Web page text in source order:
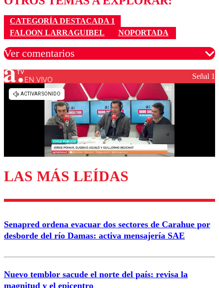
CATEGORÍA DESTACADA 1
FALOON LARRAGUIBEL
NOPORTADA
Ver comentarios
Los comentarios son moderados para garantizar un
diálogo respetuoso.
Enviar comentario
EN VIVO Señal 1
LAS MÁS LEÍDAS
Senapred ordena evacuar dos sectores de Carahue por
desborde del río Damas: activa mensajería SAE
Nuevo temblor sacude el norte del país: revisa la
magnitud y el epicentro